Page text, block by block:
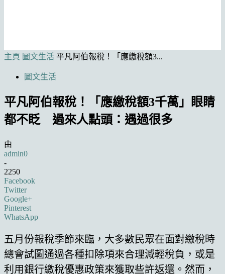
主頁 圖文生活 平凡阿伯報稅！「應繳稅額3...
圖文生活
平凡阿伯報稅！「應繳稅額3千萬」眼睛
都不眨 過來人點頭：遇過很多
由
admin0
-
2250
Facebook
Twitter
Google+
Pinterest
WhatsApp
五月份報稅季節來臨，大多數民眾在面對繳稅時
總會試圖通過各種扣除項來合理減輕稅負，或是
利用銀行繳稅優惠政策來獲取些許返還。然而，